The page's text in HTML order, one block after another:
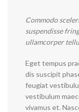
Commodo
suspendisse
ullamcorper
Eget tempus
dis suscipit
feugiat
vestibulum
vivamus et.